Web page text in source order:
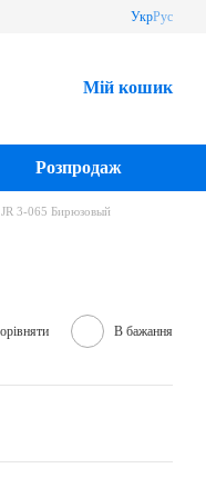
УкрРус
Мій кошик
Розпродаж
3-065 Бирюзовый
В бажання